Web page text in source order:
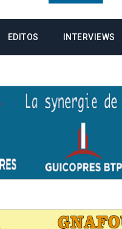
Communiqué relatif à la
des Votes (CACV) à une
Candidats : désignez vos
le 16 mai à 16h
mai 2026
EDITOS INTERVIEWS